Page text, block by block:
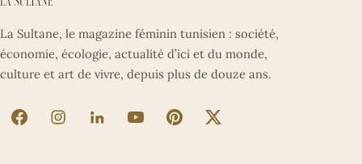
La Sultane, le magazine féminin tunisien : société,
économie, écologie, actualité d’ici et du monde,
culture et art de vivre, depuis plus de douze ans.
La Sultane sur Facebook (nouvel onglet)
La Sultane sur Instagram (nouvel onglet)
La Sultane sur LinkedIn (nouvel onglet)
La Sultane sur YouTube (nouvel
La Sultane sur Pinterest
La Sultane sur X